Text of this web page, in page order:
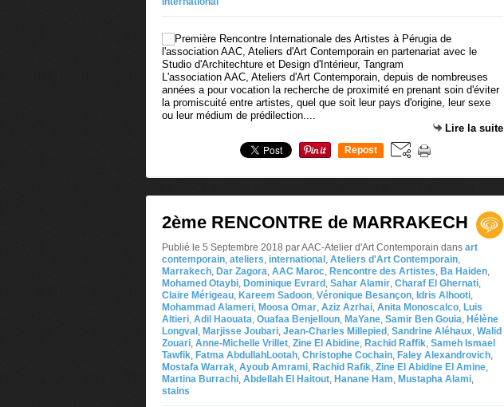
L'association AAC, Ateliers d'Art Contemporain, depuis de nombreuses
années a pour vocation la recherche de proximité en prenant soin d'éviter
la promiscuité entre artistes, quel que soit leur pays d'origine, leur sexe
ou leur médium de prédilection....
Lire la suite
Repost
2ème RENCONTRE de MARRAKECH
Publié le 5 Septembre 2018 par AAC-Atelier d'Art Contemporain dans art
contemporain, ateliers, international , Ateliers d'Art Contemporain,
Marrakech, Dar Zagora, AAC Maroc, Rencontre des Artistes, Ba Haiden,
Mohamed Otaybi, Dominique Evrard , Sahar Alamir, Charaf El Ghernati,
Claire Mérigeau, Kareem Sadoon, Véronique Besançon, Idris Alhooti,
Mohammad Alameri, Moosa Omar, Aziz Azrhai, Anita Monoscalco, Luis
Altieri, Adil Haouata, Ouafaa Benjelloun, MaYane, Samir Ben Gouia, Hélène
Longval , Marjisse Joubari, Jean-Charles Millepied , Sandrine Aléhaux, Walid
Zouari, Anne-Michelle Vrillet, Zine El Abidine, Rachid Raffik, Sameh Ismael
Tawfik, Fatma AbdullahLootah, Christophe Cochain, Faley Alexandrovich,
Mostafa Warrak, Ayoub Amrami, Rachid Rafik, Zine El Abidine El Amine,
Martina Burrachi, Abdellah El Haitout, Hanane Ham, Mustapha Alami,
stains